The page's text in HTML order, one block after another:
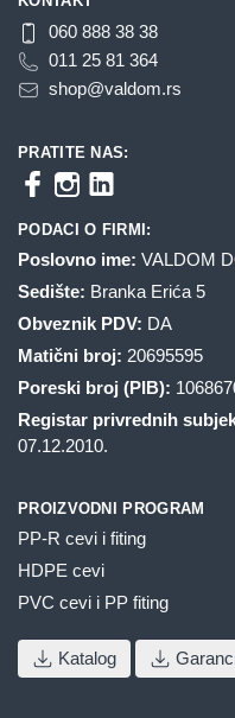
060 888 38 38
011 25 81 364
shop@valdom.rs
PRATITE NAS:
PODACI O FIRMI:
Poslovno ime: VALDOM
Sedište: Branka Erića 5
Obveznik PDV: DA
Matični broj: 20695595
Poreski broj (PIB):
Registar privrednih
07.12.2010.
PROIZVODNI PROGRAM
PP-R cevi i fiting
HDPE cevi
PVC cevi i PP fiting
Katalog